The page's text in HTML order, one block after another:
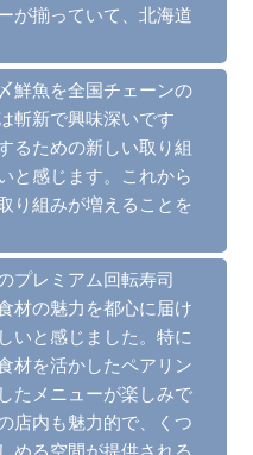
が揃っていて、北海道
鮮魚を全国チェーンの
斬新で興味深いです
るための新しい取り組
と感じます。これから
り組みが増えることを
プレミアム回転寿司
材の魅力を都心に届け
いと感じました。特に
材を活かしたペアリン
たメニューが楽しみで
店内も魅力的で、くつ
める空間が提供される